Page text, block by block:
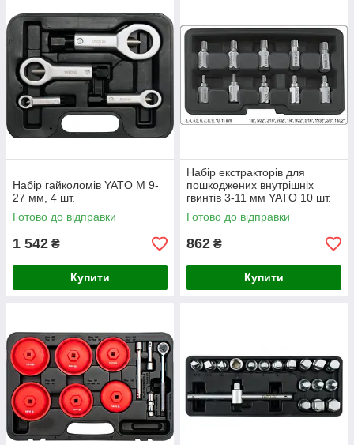
Набір гайколомів YATO М 9-
27 мм, 4 шт.
Готово до відправки
1 542 ₴
Купити
Набір екстракторів для
пошкоджених внутрішніх
гвинтів 3-11 мм YATO 10 шт.
Готово до відправки
862 ₴
Купити